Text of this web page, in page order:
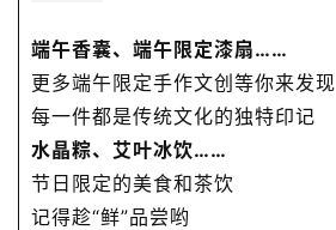
端午香囊、端午限定漆扇……
更多端午限定手作文创等你来发现
每一件都是传统文化的独特印记
水晶粽、艾叶冰饮……
节日限定的美食和茶饮
记得趁“鲜”品尝哟